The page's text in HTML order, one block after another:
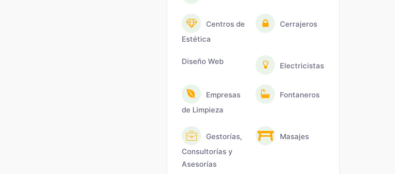
Centros de
Estética
Cerrajeros
Diseño Web Electricistas
Empresas
de Limpieza
Fontaneros
Gestorías,
Consultorías y
Asesorías
Masajes